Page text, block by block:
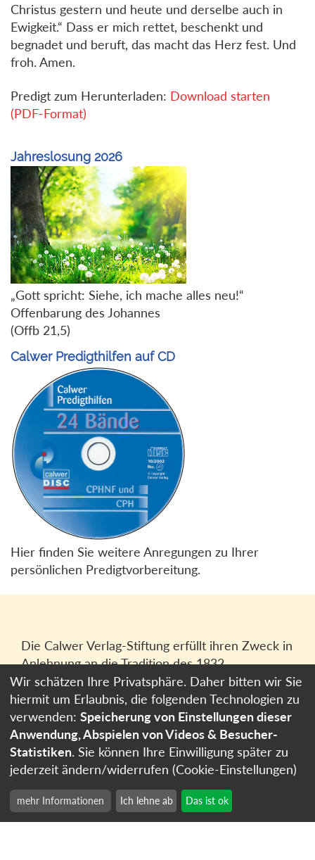
Christus gestern und heute und derselbe auch in
Ewigkeit.“ Dass er mich rettet, beschenkt und
begnadet und beruft, das macht das Herz fest. Und
froh. Amen.
Predigt zum Herunterladen: Download starten
(PDF-Format)
Jahreslosung 2026
„Gott spricht: Siehe, ich mache alles neu!“
Offenbarung des Johannes
(Offb 21,5)
Calwer Predigthilfen auf CD
Hier finden Sie weitere Anregungen zu Ihrer
persönlichen Predigtvorbereitung.
Die Calwer Verlag-Stiftung erfüllt ihren Zweck in
Anlehnung an die Tradition des 1832
gegründeten Calwer Verlagsvereins, der
heutigen Calwer Verlag Bücher und Medien
GmbHin Stuttgart.
Impressum
Datenschutzerklärung
Cookie-Einstellungen
Wir schätzen Ihre Privatsphäre. Daher bitten wir Sie
hiermit um Erlaubnis, die folgenden Technologien zu
verwenden: Speicherung von Einstellungen dieser
Anwendung, Abspielen von Videos & Besucher-
Statistiken. Sie können Ihre Einwilligung später zu
jederzeit ändern/widerrufen (Cookie-Einstellungen)
mehr Informationen Ich lehne ab Das ist ok